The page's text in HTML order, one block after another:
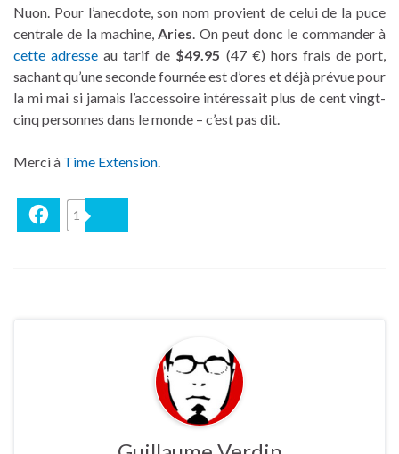
Nuon. Pour l’anecdote, son nom provient de celui de la puce
centrale de la machine,Aries. On peut donc le commander à
cette adresse au tarif de $49.95 (47 €) hors frais de port,
sachant qu’une seconde fournée est d’ores et déjà prévue pour
la mi mai si jamais l’accessoire intéressait plus de cent vingt-
cinq personnes dans le monde – c’est pas dit.
Merci à Time Extension.
Facebook
1